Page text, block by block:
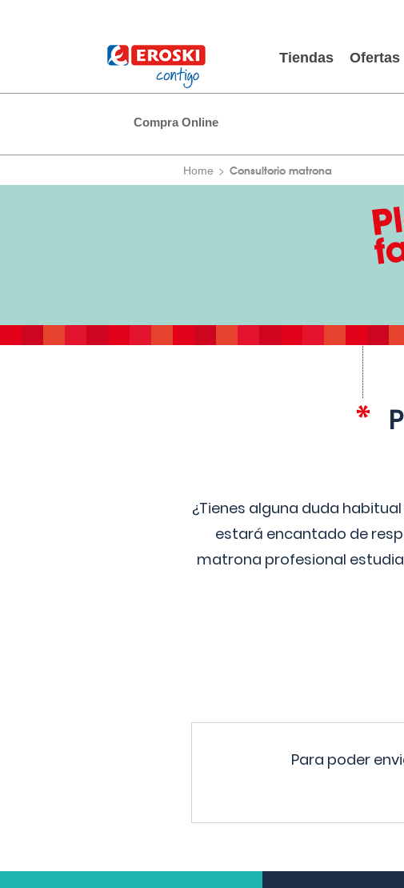
Tiendas Ofertas
Compra Online
Home Consultorio matrona
¿Tienes alguna duda
estará encantado de
matrona profesional
Para poder